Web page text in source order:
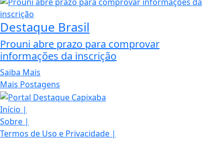
Destaque Brasil
Prouni abre prazo para comprovar
informações da inscrição
Saiba Mais
Mais Postagens
Início |
Sobre |
Termos de Uso e Privacidade |
concorda com nossos Termos de Uso e